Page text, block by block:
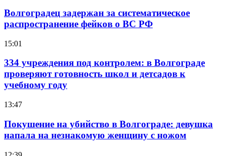
Волгоградец задержан за систематическое
распространение фейков о ВС РФ
15:01
334 учреждения под контролем: в Волгограде
проверяют готовность школ и детсадов к
учебному году
13:47
Покушение на убийство в Волгограде: девушка
напала на незнакомую женщину с ножом